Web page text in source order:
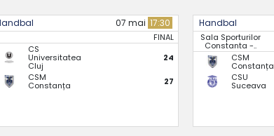
07 mai 17:30
FINAL
CS
Universitatea
Cluj
24
CSM
Constanța 27
Handbal
Sala Sporturilor
Constanta -..
CSM
Constanța
CSU
Suceava